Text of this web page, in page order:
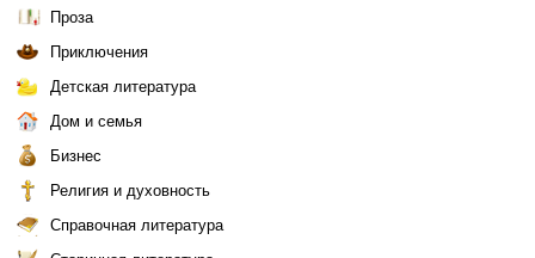
Проза
Приключения
Детская литература
Дом и семья
Бизнес
Религия и духовность
Справочная литература